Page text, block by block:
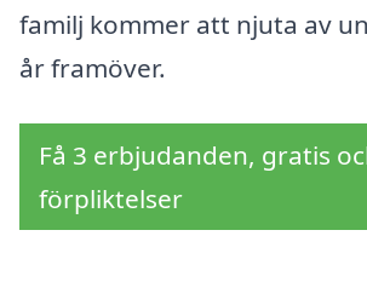
familj kommer att njuta av
år framöver.
Få 3 erbjudanden, gratis
förpliktelser